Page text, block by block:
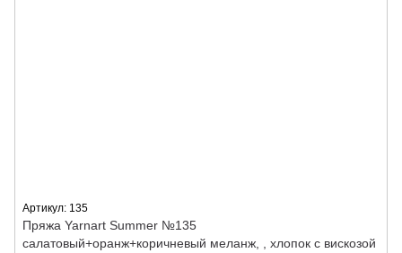
Артикул: 135
Пряжа Yarnart Summer №135
салатовый+оранж+коричневый меланж, , хлопок с вискозой